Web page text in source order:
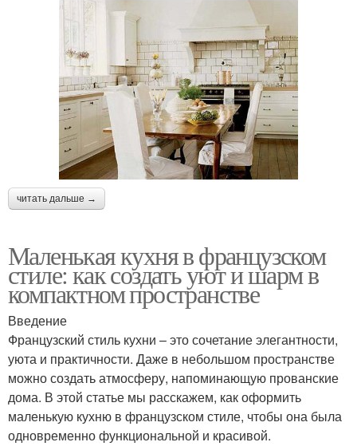
читать дальше →
Маленькая кухня в французском
стиле: как создать уют и шарм в
компактном пространстве
Введение
Французский стиль кухни – это сочетание элегантности,
уюта и практичности. Даже в небольшом пространстве
можно создать атмосферу, напоминающую прованские
дома. В этой статье мы расскажем, как оформить
маленькую кухню в французском стиле, чтобы она была
одновременно функциональной и красивой.